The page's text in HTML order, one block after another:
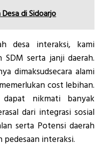
di Sidoarjo
desa interaksi, kami
SDM serta janji daerah.
dimaksudsecara alami
cost lebihan.
nikmati banyak
dari integrasi sosial
serta Potensi daerah
interaksi.